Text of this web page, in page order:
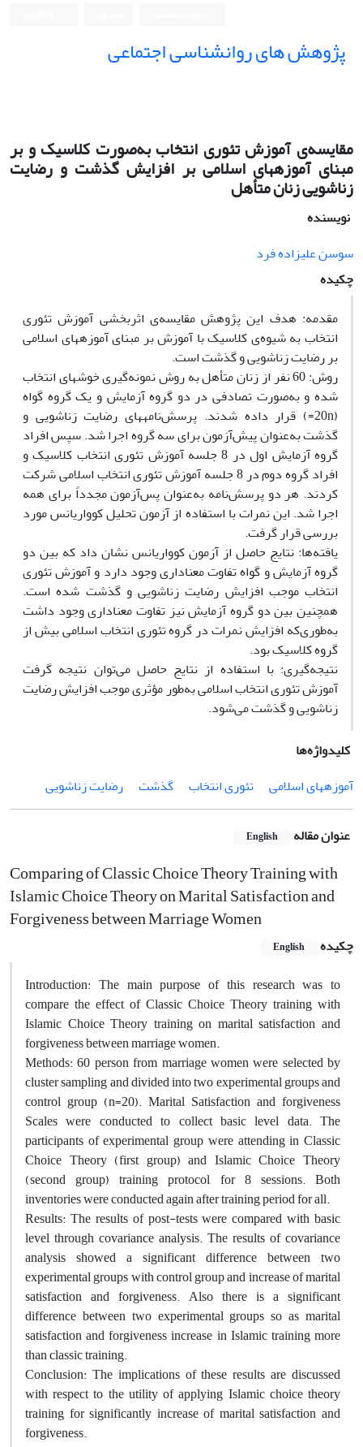
پژوهش های روانشناسی اجتماعی
مقایسه‌ی آموزش تئوری انتخاب به‌صورت کلاسیک و بر
مبنای آموزه‏های اسلامی بر افزایش گذشت و رضایت
زناشویی زنان متأهل
نویسنده
سوسن علیزاده فرد
چکیده
مقدمه: هدف این پژوهش مقایسه‌ی اثربخشی آموزش تئوری
انتخاب به شیوه‌ی کلاسیک با آموزش بر مبنای آموزه‏های اسلامی
بر رضایت زناشویی و گذشت است.
روش: 60 نفر از زنان متأهل به روش نمونه‌گیری خوشه‏ای انتخاب
شده و به‌صورت تصادفی در دو گروه آزمایش و یک گروه گواه
(20n=) قرار داده شدند. پرسش‌نامه‏های رضایت زناشویی و
گذشت به‌عنوان پیش‌آزمون برای سه گروه اجرا شد. سپس افراد
گروه آزمایش اول در 8 جلسه آموزش تئوری انتخاب کلاسیک و
افراد گروه دوم در 8 جلسه آموزش تئوری انتخاب اسلامی شرکت
کردند. هر دو پرسش‌نامه به‌عنوان پس‌آزمون مجدداً برای همه
اجرا شد. این نمرات با استفاده از آزمون تحلیل کوواریانس مورد
بررسی قرار گرفت.
یافته‌ها: نتایج حاصل از آزمون کوواریانس نشان داد که بین دو
گروه آزمایش و گواه تفاوت معناداری وجود دارد و آموزش تئوری
انتخاب موجب افزایش رضایت زناشویی و گذشت شده است.
همچنین بین دو گروه آزمایش نیز تفاوت معناداری وجود داشت
به‌طوری‌که افزایش نمرات در گروه تئوری انتخاب اسلامی بیش از
گروه کلاسیک بود.
نتیجه‌گیری: با استفاده از نتایج حاصل می‌توان نتیجه گرفت
آموزش تئوری انتخاب اسلامی به‌طور مؤثری موجب افزایش رضایت
زناشویی و گذشت می‌شود.
کلیدواژه‌ها
آموزه‏های اسلامی
تئوری انتخاب گذشت رضایت زناشویی
عنوان مقاله English
Comparing of Classic Choice Theory Training with
Islamic Choice Theory on Marital Satisfaction and
Forgiveness between Marriage Women
چکیده English
Introduction: The main purpose of this research was to
compare the effect of Classic Choice Theory training with
Islamic Choice Theory training on marital satisfaction and
forgiveness between marriage women.
Methods: 60 person from marriage women were selected by
cluster sampling and divided into two experimental groups and
control group (n=20). Marital Satisfaction and forgiveness
Scales were conducted to collect basic level data. The
participants of experimental group were attending in Classic
Choice Theory (first group) and Islamic Choice Theory
(second group) training protocol for 8 sessions. Both
inventories were conducted again after training period for all.
Results: The results of post-tests were compared with basic
level through covariance analysis. The results of covariance
analysis showed a significant difference between two
experimental groups with control group and increase of marital
satisfaction and forgiveness. Also there is a significant
difference between two experimental groups so as marital
satisfaction and forgiveness increase in Islamic training more
than classic training.
Conclusion: The implications of these results are discussed
with respect to the utility of applying Islamic choice theory
training for significantly increase of marital satisfaction and
forgiveness.